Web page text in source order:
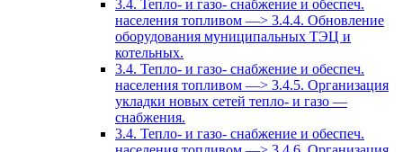
3.4. Тепло- и газо- снабжение и обеспеч.
населения топливом —> 3.4.4. Обновление
оборудования муниципальных ТЭЦ и
котельных.
3.4. Тепло- и газо- снабжение и обеспеч.
населения топливом —> 3.4.5. Организация
укладки новых сетей тепло- и газо —
снабжения.
3.4. Тепло- и газо- снабжение и обеспеч.